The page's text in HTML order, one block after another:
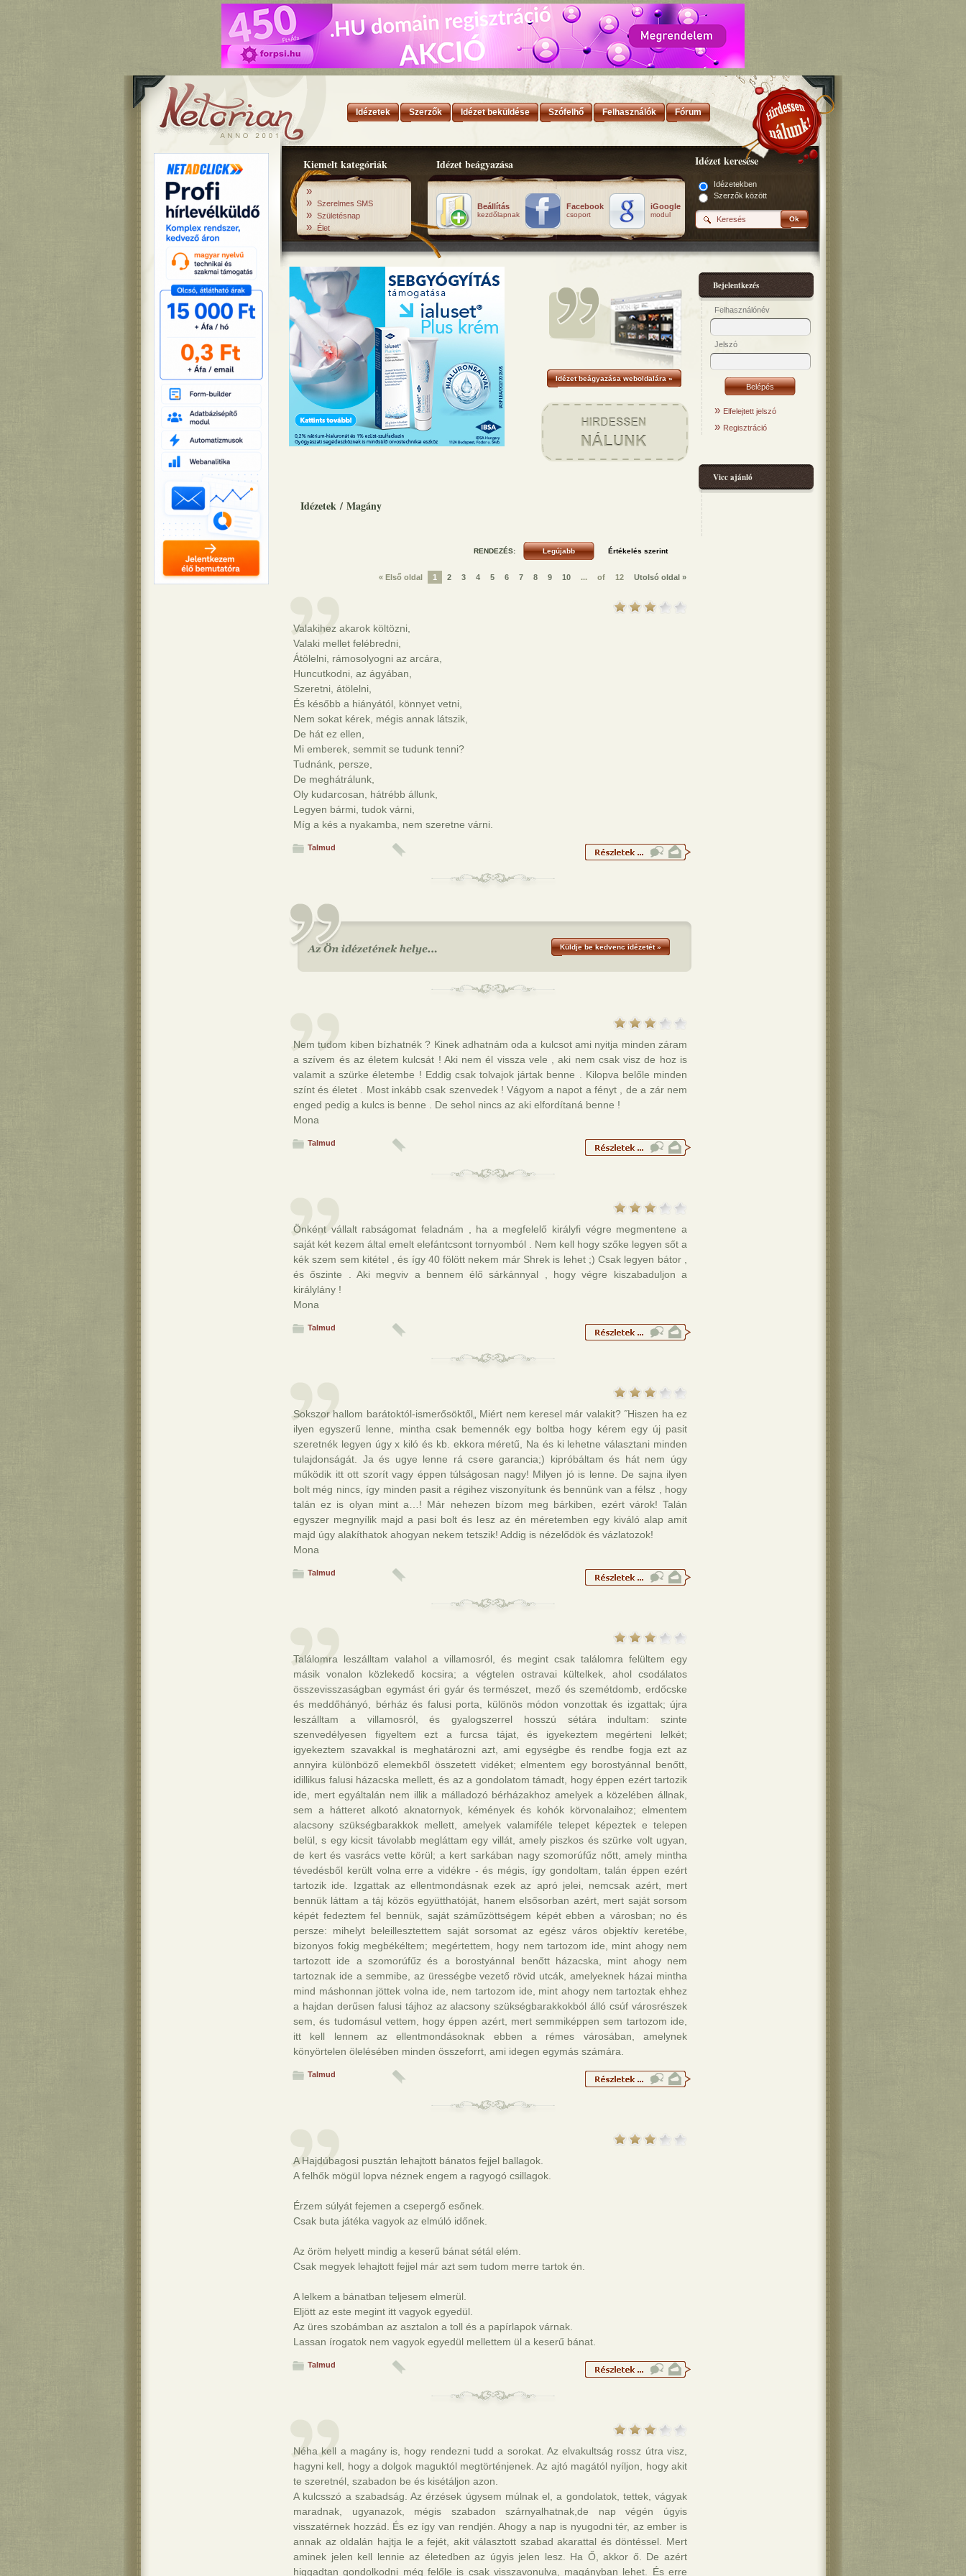
Idézetek Szerzők Idézet beküldése Szófelhő Felhasználók Fórum
Kiemelt kategóriák
»
» Szerelmes SMS
» Születésnap
» Élet
Idézet beágyazása
Beállítás
kezdőlapnak
Facebook
csoport
iGoogle
modul
Idézet keresése
Idézetekben
Szerzők között
Ok
Idézet beágyazása weboldalára »
Idézetek / Magány
RENDEZÉS:
« Első oldal 1 2 3 4 5 6 7 8 9 10 ... of 12 Utolsó oldal »
Valakihez akarok költözni,
Valaki mellet felébredni,
Átölelni, rámosolyogni az arcára,
Huncutkodni, az ágyában,
Szeretni, átölelni,
És később a hiányától, könnyet vetni,
Nem sokat kérek, mégis annak látszik,
De hát ez ellen,
Mi emberek, semmit se tudunk tenni?
Tudnánk, persze,
De meghátrálunk,
Oly kudarcosan, hátrébb állunk,
Legyen bármi, tudok várni,
Míg a kés a nyakamba, nem szeretne várni.
Talmud
Küldje be kedvenc idézetét »
Nem tudom kiben bízhatnék ? Kinek adhatnám oda a kulcsot ami nyitja minden záram
a szívem és az életem kulcsát ! Aki nem él vissza vele , aki nem csak visz de hoz is
valamit a szürke életembe ! Eddig csak tolvajok jártak benne . Kilopva belőle minden
színt és életet . Most inkább csak szenvedek ! Vágyom a napot a fényt , de a zár nem
enged pedig a kulcs is benne . De sehol nincs az aki elfordítaná benne !
Mona
Talmud
Önként vállalt rabságomat feladnám , ha a megfelelő királyfi végre megmentene a
saját két kezem által emelt elefántcsont tornyomból . Nem kell hogy szőke legyen sőt a
kék szem sem kitétel , és így 40 fölött nekem már Shrek is lehet ;) Csak legyen bátor ,
és őszinte . Aki megviv a bennem élő sárkánnyal , hogy végre kiszabaduljon a
királylány !
Mona
Talmud
Sokszor hallom barátoktól-ismerősöktől„ Miért nem keresel már valakit? ˝Hiszen ha ez
ilyen egyszerű lenne, mintha csak bemennék egy boltba hogy kérem egy új pasit
szeretnék legyen úgy x kiló és kb. ekkora méretű, Na és ki lehetne választani minden
tulajdonságát. Ja és ugye lenne rá csere garancia;) kipróbáltam és hát nem úgy
működik itt ott szorít vagy éppen túlságosan nagy! Milyen jó is lenne. De sajna ilyen
bolt még nincs, így minden pasit a régihez viszonyítunk és bennünk van a félsz , hogy
talán ez is olyan mint a…! Már nehezen bízom meg bárkiben, ezért várok! Talán
egyszer megnyílik majd a pasi bolt és lesz az én méretemben egy kiváló alap amit
majd úgy alakíthatok ahogyan nekem tetszik! Addig is nézelődök és vázlatozok!
Mona
Talmud
Találomra leszálltam valahol a villamosról, és megint csak találomra felültem egy
másik vonalon közlekedő kocsira; a végtelen ostravai kültelkek, ahol csodálatos
összevisszaságban egymást éri gyár és természet, mező és szemétdomb, erdőcske
és meddőhányó, bérház és falusi porta, különös módon vonzottak és izgattak; újra
leszálltam a villamosról, és gyalogszerrel hosszú sétára indultam: szinte
szenvedélyesen figyeltem ezt a furcsa tájat, és igyekeztem megérteni lelkét;
igyekeztem szavakkal is meghatározni azt, ami egységbe és rendbe fogja ezt az
annyira különböző elemekből összetett vidéket; elmentem egy borostyánnal benőtt,
idillikus falusi házacska mellett, és az a gondolatom támadt, hogy éppen ezért tartozik
ide, mert egyáltalán nem illik a málladozó bérházakhoz amelyek a közelében állnak,
sem a hátteret alkotó aknatornyok, kémények és kohók körvonalaihoz; elmentem
alacsony szükségbarakkok mellett, amelyek valamiféle telepet képeztek e telepen
belül, s egy kicsit távolabb megláttam egy villát, amely piszkos és szürke volt ugyan,
de kert és vasrács vette körül; a kert sarkában nagy szomorúfűz nőtt, amely mintha
tévedésből került volna erre a vidékre - és mégis, így gondoltam, talán éppen ezért
tartozik ide. Izgattak az ellentmondásnak ezek az apró jelei, nemcsak azért, mert
bennük láttam a táj közös együtthatóját, hanem elsősorban azért, mert saját sorsom
képét fedeztem fel bennük, saját száműzöttségem képét ebben a városban; no és
persze: mihelyt beleillesztettem saját sorsomat az egész város objektív keretébe,
bizonyos fokig megbékéltem; megértettem, hogy nem tartozom ide, mint ahogy nem
tartozott ide a szomorúfűz és a borostyánnal benőtt házacska, mint ahogy nem
tartoznak ide a semmibe, az ürességbe vezető rövid utcák, amelyeknek házai mintha
mind máshonnan jöttek volna ide, nem tartozom ide, mint ahogy nem tartoztak ehhez
a hajdan derűsen falusi tájhoz az alacsony szükségbarakkokból álló csúf városrészek
sem, és tudomásul vettem, hogy éppen azért, mert semmiképpen sem tartozom ide,
itt kell lennem az ellentmondásoknak ebben a rémes városában, amelynek
könyörtelen ölelésében minden összeforrt, ami idegen egymás számára.
Talmud
A Hajdúbagosi pusztán lehajtott bánatos fejjel ballagok.
A felhők mögül lopva néznek engem a ragyogó csillagok.
Érzem súlyát fejemen a csepergő esőnek.
Csak buta játéka vagyok az elmúló időnek.
Az öröm helyett mindig a keserű bánat sétál elém.
Csak megyek lehajtott fejjel már azt sem tudom merre tartok én.
A lelkem a bánatban teljesem elmerül.
Eljött az este megint itt vagyok egyedül.
Az üres szobámban az asztalon a toll és a papírlapok várnak.
Lassan írogatok nem vagyok egyedül mellettem ül a keserű bánat.
Talmud
Néha kell a magány is, hogy rendezni tudd a sorokat. Az elvakultság rossz útra visz,
hagyni kell, hogy a dolgok maguktól megtörténjenek. Az ajtó magától nyíljon, hogy akit
te szeretnél, szabadon be és kisétáljon azon.
A kulcsszó a szabadság. Az érzések úgysem múlnak el, a gondolatok, tettek, vágyak
maradnak, ugyanazok, mégis szabadon szárnyalhatnak,de nap végén úgyis
visszatérnek hozzád. És ez így van rendjén. Ahogy a nap is nyugodni tér, az ember is
annak az oldalán hajtja le a fejét, akit választott szabad akarattal és döntéssel. Mert
aminek jelen kell lennie az életedben az úgyis jelen lesz. Ha Ő, akkor ő. De azért
higgadtan gondolkodni még felőle is csak visszavonulva, magányban lehet. És erre
Bejelentkezés
Felhasználónév
Jelszó
» Elfelejtett jelszó
» Regisztráció
Vicc ajánló